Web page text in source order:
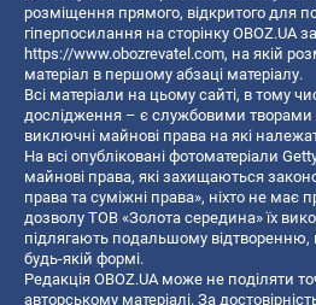
розміщення прямого, відкритого для
гіперпосилання на сторінку OBOZ.UA
https://www.obozrevatel.com, на якій
матеріал в першому абзаці матеріалу.
Всі матеріали на цьому сайті, в тому
дослідження – є службовими творами
виключні майнові права на які
На всі опубліковані фотоматеріали
майнові права, які захищаються
права та суміжні права», ніхто не має
дозволу ТОВ «Золота середина» їх
підлягають подальшому
будь-якій формі.
Редакція OBOZ.UA може не поділяти
авторському матеріалі. За